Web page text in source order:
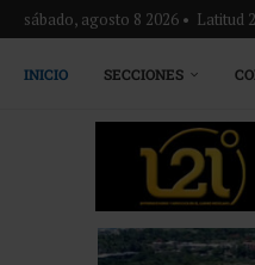
sábado, agosto 8 2026 • Latitud
INICIO SECCIONES